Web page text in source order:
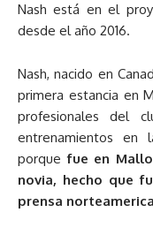
Nash está en el
desde el año 2016.
Nash, nacido en
primera estancia en
profesionales del
entrenamientos en
porquefue en
novia, hecho que
prensa